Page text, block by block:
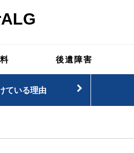
後遺障害
ている理由